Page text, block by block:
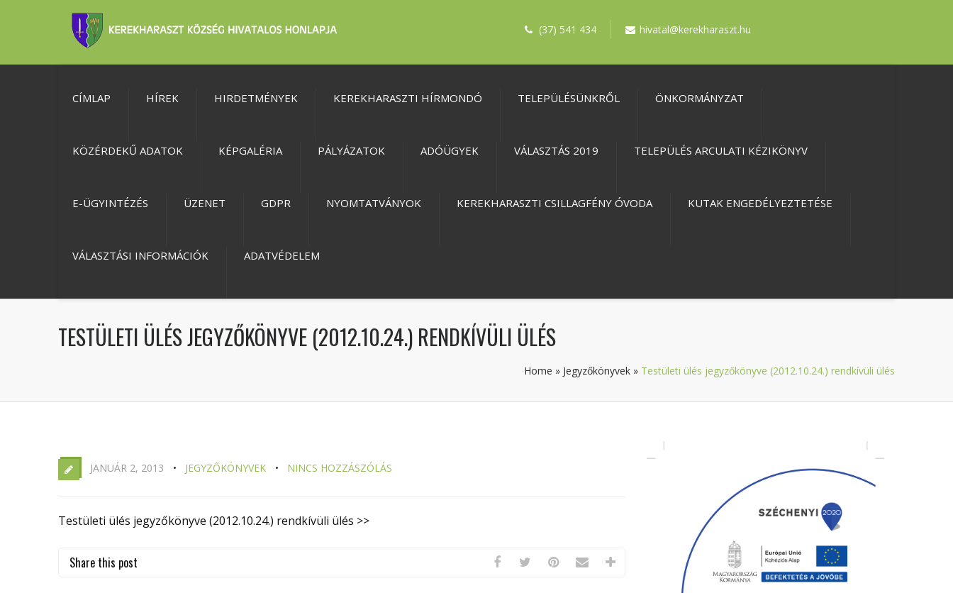
(37) 541 434 hivatal@kerekharaszt.hu
CÍMLAP HÍREK HIRDETMÉNYEK KEREKHARASZTI HÍRMONDÓ TELEPÜLÉSÜNKRŐL ÖNKORMÁNYZAT
KÖZÉRDEKŰ ADATOK KÉPGALÉRIA PÁLYÁZATOK ADÓÜGYEK VÁLASZTÁS 2019 TELEPÜLÉS ARCULATI KÉZIKÖNYV
E-ÜGYINTÉZÉS ÜZENET GDPR NYOMTATVÁNYOK KEREKHARASZTI CSILLAGFÉNY ÓVODA KUTAK ENGEDÉLYEZTETÉSE
VÁLASZTÁSI INFORMÁCIÓK ADATVÉDELEM
TESTÜLETI ÜLÉS JEGYZŐKÖNYVE (2012.10.24.) RENDKÍVÜLI ÜLÉS
Home » Jegyzőkönyvek » Testületi ülés jegyzőkönyve (2012.10.24.) rendkívüli ülés
JANUÁR 2, 2013 JEGYZŐKÖNYVEK NINCS HOZZÁSZÓLÁS
Testületi ülés jegyzőkönyve (2012.10.24.) rendkívüli ülés >>
Share this post